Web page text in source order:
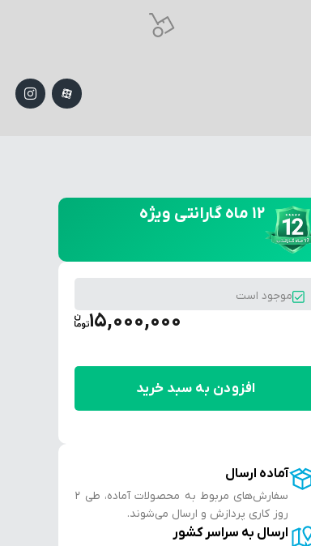
۱۲ ماه گارانتی ویژه
موجود است
15,000,000
افزودن به سبد خرید
آماده ارسال
سفارش‌های مربوط به محصولات آماده، طی ۲
روز کاری پردازش و ارسال می‌شوند.
ارسال به سراسر کشور